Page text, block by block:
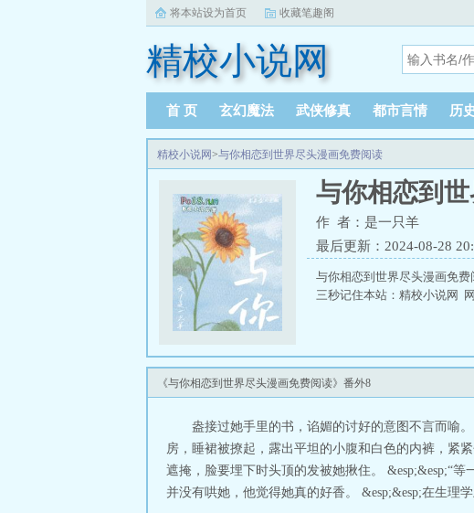
将本站设为首页 收藏笔趣阁
精校小说网
首 页 玄幻魔法 武侠修真 都市言情 历
精校小说网>与你相恋到世界尽头漫画免费阅读
与你相恋到
作 者：是一只羊
最后更新：2024-08-28
与你相恋到世界尽头漫画免
三秒记住本站：精校小说网
《与你相恋到世界尽头漫画免费阅读》番外8
盎接过她手里的书，谄媚的讨好的意图不言而喻
房，睡裙被撩起，露出平坦的小腹和白色的内裤，紧
遮掩，脸要埋下时头顶的发被她揪住。 &esp;&esp;“
并没有哄她，他觉得她真的好香。 &esp;&esp;在生理